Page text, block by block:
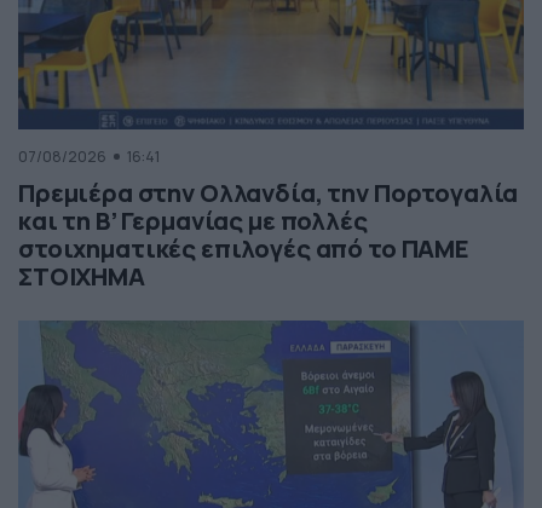
07/08/2026 16:41
Πρεμιέρα στην Ολλανδία, την Πορτογαλία
και τη Β’ Γερμανίας με πολλές
στοιχηματικές επιλογές από το ΠΑΜΕ
ΣΤΟΙΧΗΜΑ